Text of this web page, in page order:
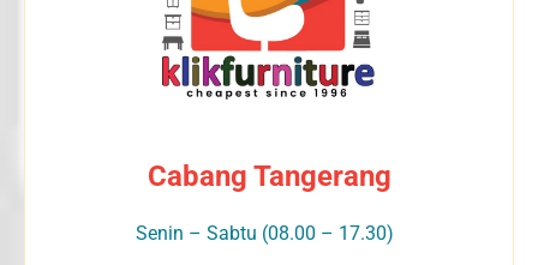
Cabang Tangerang
Senin – Sabtu (08.00 – 17.30)